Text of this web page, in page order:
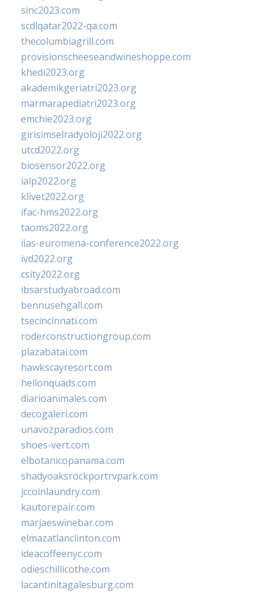
sinc2023.com
scdlqatar2022-qa.com
thecolumbiagrill.com
provisionscheeseandwineshoppe.com
khedi2023.org
akademikgeriatri2023.org
marmarapediatri2023.org
emchie2023.org
girisimselradyoloji2022.org
utcd2022.org
biosensor2022.org
ialp2022.org
klivet2022.org
ifac-hms2022.org
taoms2022.org
iias-euromena-conference2022.org
ivd2022.org
csity2022.org
ibsarstudyabroad.com
bennusehgall.com
tsecincinnati.com
roderconstructiongroup.com
plazabatai.com
hawkscayresort.com
hellonquads.com
diarioanimales.com
decogaleri.com
unavozparadios.com
shoes-vert.com
elbotanicopanama.com
shadyoaksrockportrvpark.com
jccoinlaundry.com
kautorepair.com
marjaeswinebar.com
elmazatlanclinton.com
ideacoffeenyc.com
odieschillicothe.com
lacantinitagalesburg.com